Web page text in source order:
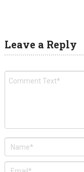
Leave a Reply